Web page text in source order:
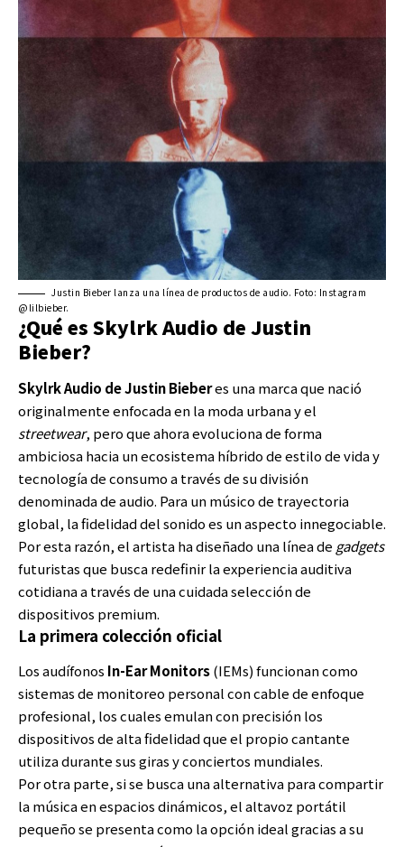
Justin Bieber lanza una línea de productos de audio. Foto: Instagram
@lilbieber.
¿Qué es Skylrk Audio de Justin
Bieber?
Skylrk Audio deJustin Bieberes una marca que nació
originalmente enfocada en la moda urbana y el
streetwear, pero que ahora evoluciona de forma
ambiciosa hacia un ecosistema híbrido de estilo de vida y
tecnología de consumo a través de su división
denominada de audio. Para un músico de trayectoria
global, la fidelidad del sonido es un aspecto innegociable.
Por esta razón, el artista ha diseñado una línea de gadgets
futuristas que busca redefinir la experiencia auditiva
cotidiana a través de una cuidada selección de
dispositivos premium.
La primera colección oficial
Los audífonos In-Ear Monitors(IEMs) funcionan como
sistemas de monitoreo personal con cable de enfoque
profesional, los cuales emulan con precisión los
dispositivos de alta fidelidad que el propio cantante
utiliza durante sus giras y conciertos mundiales.
Por otra parte, si se busca una alternativa para compartir
la música en espacios dinámicos, el altavoz portátil
pequeño se presenta como la opción ideal gracias a su